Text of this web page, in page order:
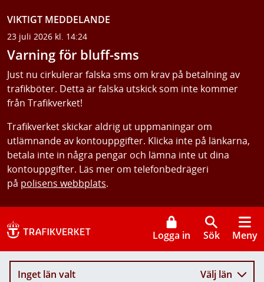
VIKTIGT MEDDELANDE
23 juli 2026 kl. 14:24
Varning för bluff-sms
Just nu cirkulerar falska sms om krav på betalning av
trafikböter. Detta är falska utskick som inte kommer
från Trafikverket!
Trafikverket skickar aldrig ut uppmaningar om
utlämnande av kontouppgifter. Klicka inte på länkarna,
betala inte in några pengar och lämna inte ut dina
kontouppgifter. Läs mer om telefonbedrägeri
på polisens webbplats.
Logga in Sök Meny
Inget län valt Välj län